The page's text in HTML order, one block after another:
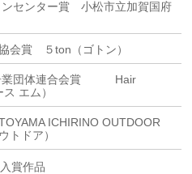
ンセンター賞 小松市立加賀国府
会賞 ５ton（ゴトン）
告業団体連合会賞 Hair
エム）
ICHIRINO OUTDOOR
ドア）
賞作品